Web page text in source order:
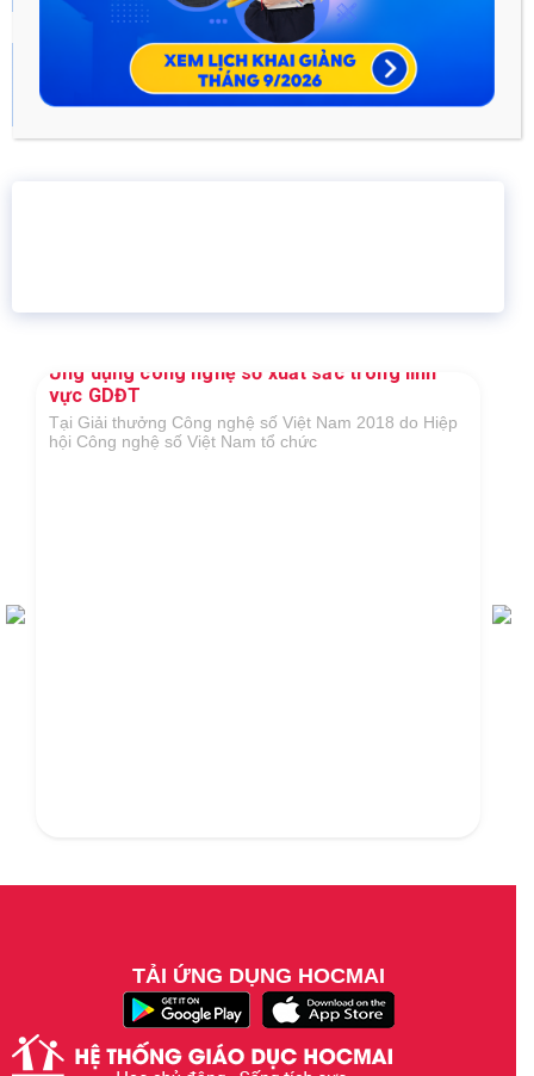
TOP 3 trang web ôn thi đánh giá năng lực
2023...
Tháng Sáu 17, 2022
Ứng dụng công nghệ số xuất sắc trong lĩnh
vực GDĐT
Tại Giải thưởng Công nghệ số Việt Nam 2018 do Hiệp
hội Công nghệ số Việt Nam tổ chức
TẢI ỨNG DỤNG HOCMAI